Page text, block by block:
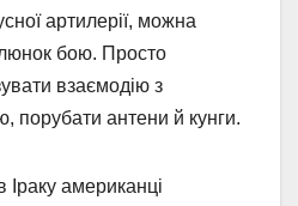
артилерії, можна
бою. Просто
взаємодію з
порубати антени й кунги.
Іраку американці